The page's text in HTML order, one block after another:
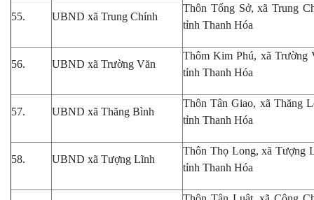
55. UBND xã Trung Chính
Thôn Tống Sở, xã Trung
tỉnh Thanh Hóa
56. UBND xã Trường Văn
Thôm Kim Phú, xã Trường
tỉnh Thanh Hóa
57. UBND xã Thăng Bình
Thôn Tân Giao, xã Thăng
tỉnh Thanh Hóa
58. UBND xã Tượng Lĩnh
Thôn Thọ Long, xã Tượng
tỉnh Thanh Hóa